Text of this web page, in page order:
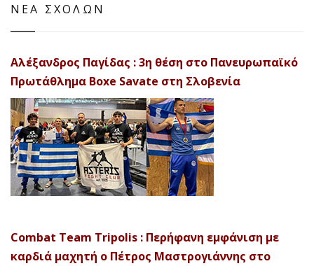
ΝΕΑ ΣΧΟΛΩΝ
Αλέξανδρος Παγίδας : 3η θέση στο Πανευρωπαϊκό
Πρωτάθλημα Boxe Savate στη Σλοβενία
Combat Team Tripolis : Περήφανη εμφάνιση με
καρδιά μαχητή ο Πέτρος Μαστρογιάννης στο